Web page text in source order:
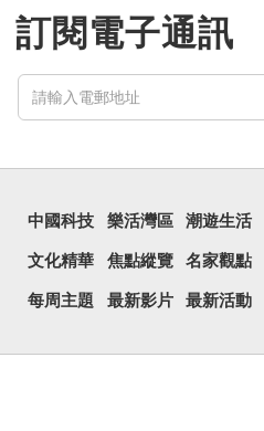
訂閱電子通訊
中國科技 樂活灣區 潮遊生活
文化精華 焦點縱覽 名家觀點
每周主題 最新影片 最新活動